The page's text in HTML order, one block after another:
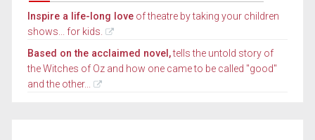
Inspire a life-long love of theatre by taking your children
shows... for kids.
Based on the acclaimed novel,tells the untold story of
the Witches of Oz and how one came to be called "good"
and the other...